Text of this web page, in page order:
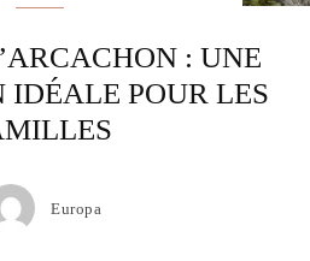
: UNE
IDÉALE POUR LES
Europa